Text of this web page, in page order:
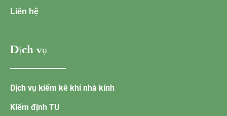
Liên hệ
Dịch vụ
Dịch vụ kiểm kê khí nhà kính
Kiểm định TU